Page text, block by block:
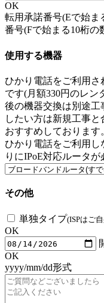
OK
転用承諾番号(Eで始ま
番号(Fで始まる10桁の
使用する機器
ひかり電話をご利用
です(月額330円のレン
後の機器交換は別途工
したい方は新規工事
おすすめしております
ひかり電話をご利用
りにIPoE対応ルータが
その他
単独タイプ(ISPはご
OK
OK
yyyy/mm/dd形式